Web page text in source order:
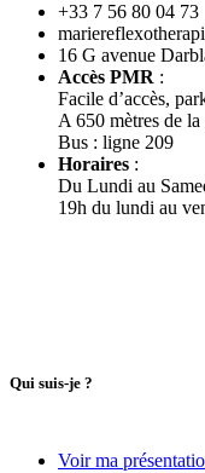
+33 7 56 80 04 73
16 G avenue
Accès PMR :
Facile d’accès,
A 650 mètres de
Bus : ligne 209
Horaires :
Du Lundi au
19h du lundi au
Qui suis-je ?
Voir ma